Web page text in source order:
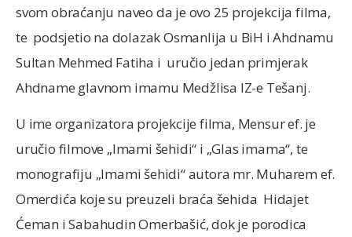
svom obraćanju naveo da je ovo 25 projekcija filma,
te podsjetio na dolazak Osmanlija u BiH i Ahdnamu
Sultan Mehmed Fatiha i uručio jedan primjerak
Ahdname glavnom imamu Medžlisa IZ-e Tešanj.
U ime organizatora projekcije filma, Mensur ef. je
uručio filmove „Imami šehidi“ i „Glas imama“, te
monografiju „Imami šehidi“ autora mr. Muharem ef.
Omerdića koje su preuzeli braća šehida Hidajet
Ćeman i Sabahudin Omerbašić, dok je porodica